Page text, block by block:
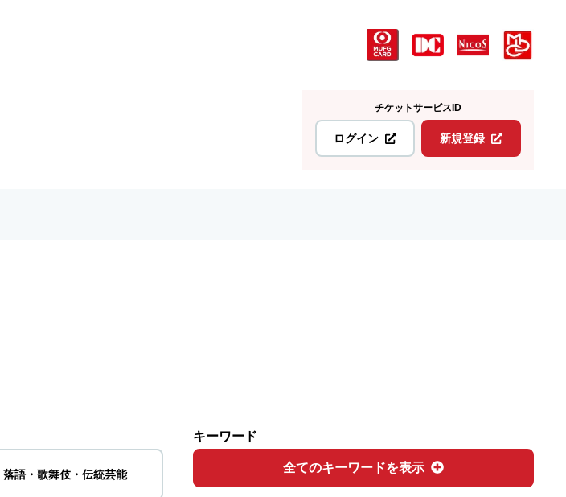
チケットサービスID
ログイン 新規登録
落語・歌舞伎・伝統芸能
キーワード
全てのキーワードを表示